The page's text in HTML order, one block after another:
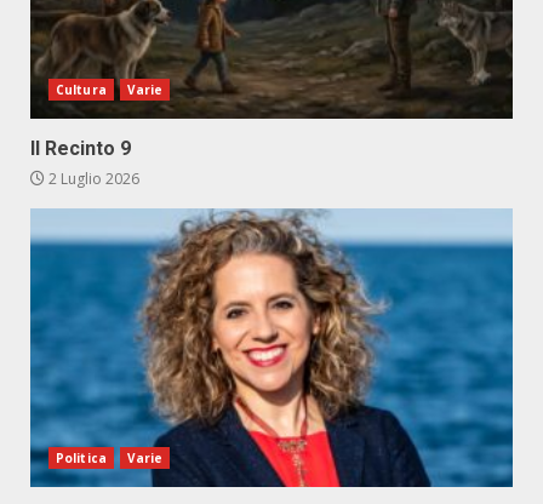
Cultura Varie
Il Recinto 9
2 Luglio 2026
Politica Varie